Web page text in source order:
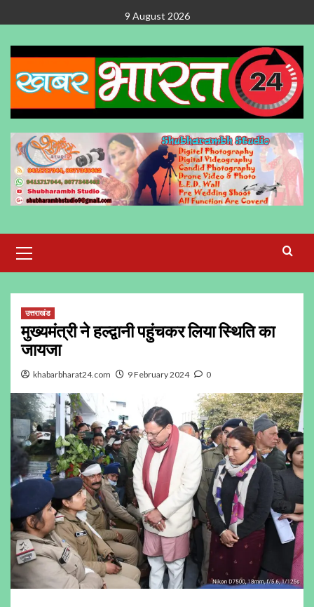
to
content
9 August 2026
Menu
उत्तराखंड
मुख्यमंत्री ने हल्द्वानी पहुंचकर लिया स्थिति का
जायजा
khabarbharat24.com 9 February 2024 0